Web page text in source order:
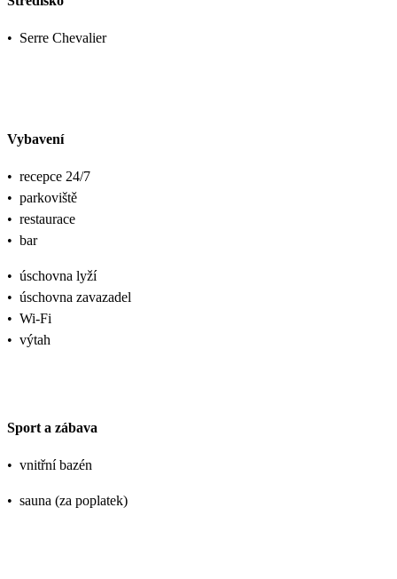
• Serre Chevalier
Vybavení
• recepce 24/7
• parkoviště
• restaurace
• bar
• úschovna lyží
• úschovna zavazadel
• Wi-Fi
• výtah
Sport a zábava
• vnitřní bazén
• sauna (za poplatek)